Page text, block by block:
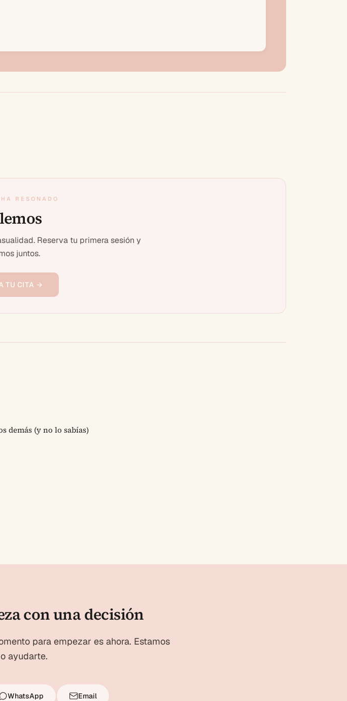
RESONADO
Reserva tu primera sesión y
juntos.
TU CITA →
demás (y no lo sabías)
con una decisión
para empezar es ahora. Estamos
ayudarte.
WhatsApp Email